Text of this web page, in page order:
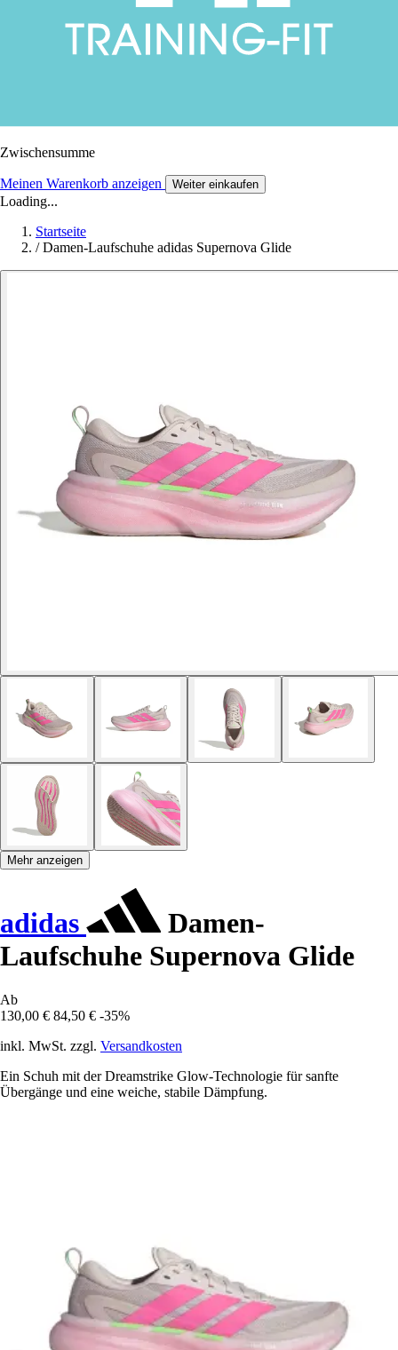
Zwischensumme
Meinen Warenkorb anzeigen Weiter einkaufen
Loading...
Startseite
/ Damen-Laufschuhe adidas Supernova Glide
Mehr anzeigen
adidas
Damen-
Laufschuhe Supernova Glide
Ab
130,00 € 84,50 € -35%
inkl. MwSt. zzgl. Versandkosten
Ein Schuh mit der Dreamstrike Glow-Technologie für sanfte
Übergänge und eine weiche, stabile Dämpfung.